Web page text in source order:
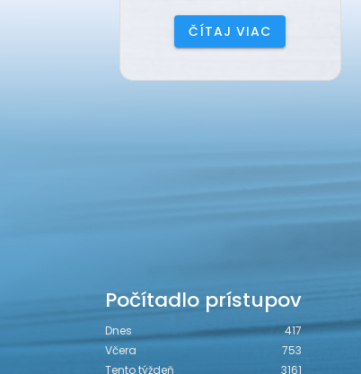
ČÍTAJ VIAC
Počítadlo prístupov
Dnes
417
Včera
753
Tento týždeň
3161